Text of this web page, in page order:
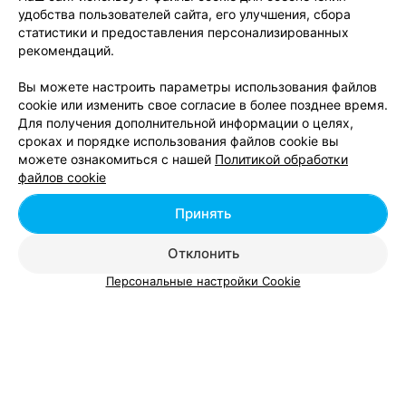
Удаление папиллом в р-не Ленинский в Минске
Добавить компанию
Добавить специалиста
удобства пользователей сайта, его улучшения, сбора
статистики и предоставления персонализированных
рекомендаций.
Вы можете настроить параметры использования файлов
cookie или изменить свое согласие в более позднее время.
Для получения дополнительной информации о целях,
сроках и порядке использования файлов cookie вы
можете ознакомиться с нашей Политикой обработки
файлов cookie
Отклонить
Принять
Персональные настройки Cookie